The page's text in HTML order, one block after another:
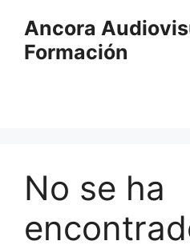
contenido
Ancora
Formación
No se ha